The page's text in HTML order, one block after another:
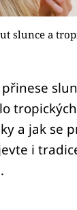
slunce a
tropických
a jak se
i